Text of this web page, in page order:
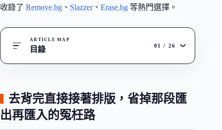
收錄了 Remove.bg 、 Slazzer、 Erase.bg 等熱門選擇。
ARTICLE MAP
目錄 01 / 26
去背完直接接著排版，省掉那段匯
出再匯入的冤枉路